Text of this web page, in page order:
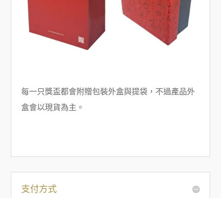
每一只獎盃都會附贈包裝外盒與提袋，不過產品外
盒會以現貨為主。
支付方式